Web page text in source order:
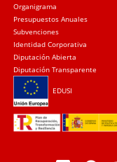
Organigrama
Presupuestos Anuales
Subvenciones
Identidad Corporativa
Diputación Abierta
Diputación Transparente
EDUSI